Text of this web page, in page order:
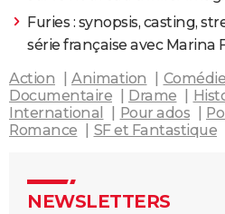
Furies : synopsis, casting,
série française avec Marina
Action
Animation Comédie
Documentaire
Drame
International
Pour ados
Romance
SF et Fantastique
NEWSLETTERS